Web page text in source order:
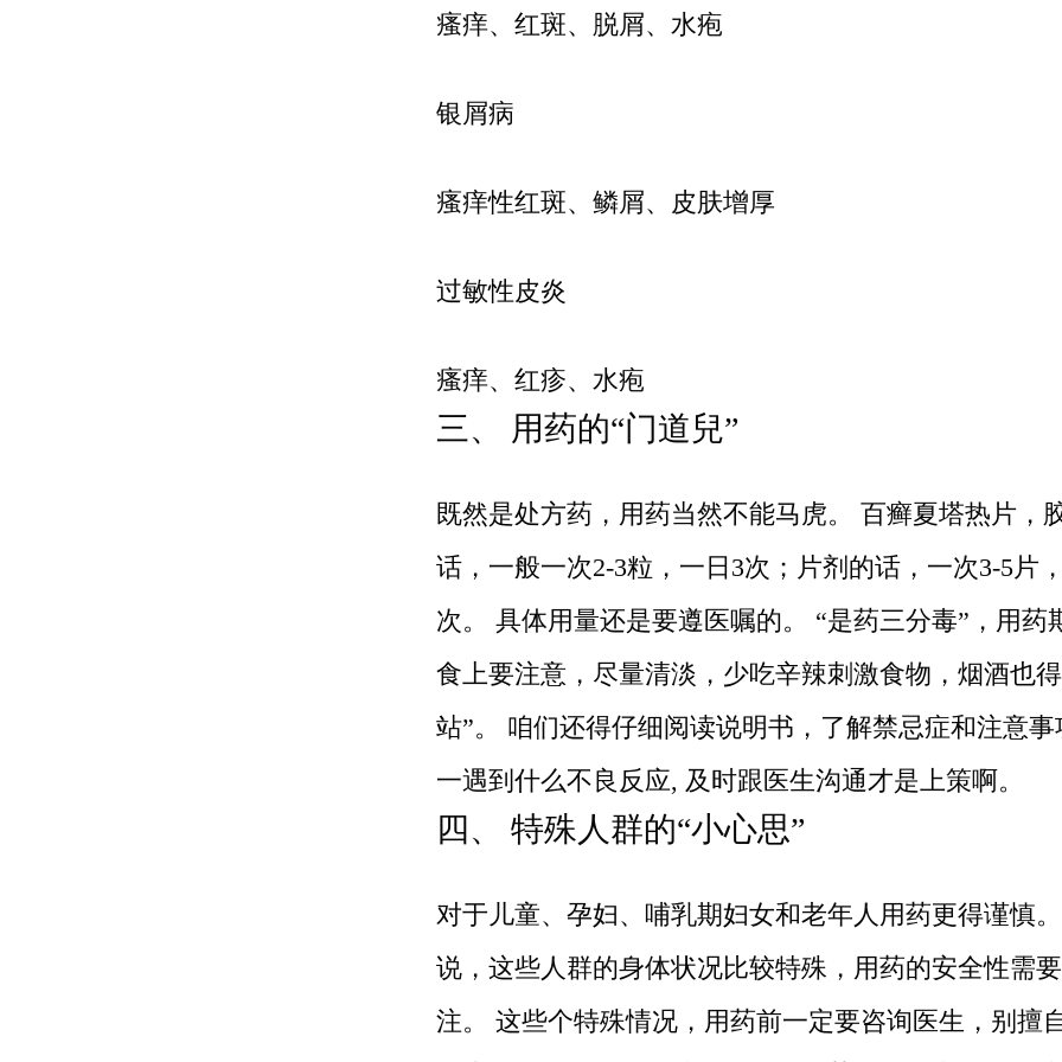
瘙痒、红斑、脱屑、水疱
银屑病
瘙痒性红斑、鳞屑、皮肤增厚
过敏性皮炎
瘙痒、红疹、水疱
三、 用药的“门道兒”
既然是处方药，用药当然不能马虎。 百癣夏塔热片，
话，一般一次2-3粒，一日3次；片剂的话，一次3-5片
次。 具体用量还是要遵医嘱的。 “是药三分毒”，用药
食上要注意，尽量清淡，少吃辛辣刺激食物，烟酒也
站”。 咱们还得仔细阅读说明书，了解禁忌症和注意事
一遇到什么不良反应, 及时跟医生沟通才是上策啊。
四、 特殊人群的“小心思”
对于儿童、孕妇、哺乳期妇女和老年人用药更得谨慎
说，这些人群的身体状况比较特殊，用药的安全性需
注。 这些个特殊情况，用药前一定要咨询医生，别擅